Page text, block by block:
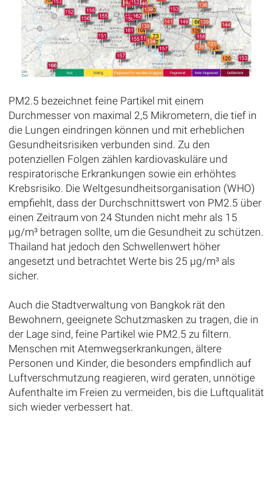
PM2.5 bezeichnet feine Partikel mit einem
Durchmesser von maximal 2,5 Mikrometern, die tief in
die Lungen eindringen können und mit erheblichen
Gesundheitsrisiken verbunden sind. Zu den
potenziellen Folgen zählen kardiovaskuläre und
respiratorische Erkrankungen sowie ein erhöhtes
Krebsrisiko. Die Weltgesundheitsorganisation (WHO)
empfiehlt, dass der Durchschnittswert von PM2.5 über
einen Zeitraum von 24 Stunden nicht mehr als 15
μg/m³ betragen sollte, um die Gesundheit zu schützen.
Thailand hat jedoch den Schwellenwert höher
angesetzt und betrachtet Werte bis 25 μg/m³ als
sicher.
Auch die Stadtverwaltung von Bangkok rät den
Bewohnern, geeignete Schutzmasken zu tragen, die in
der Lage sind, feine Partikel wie PM2.5 zu filtern.
Menschen mit Atemwegserkrankungen, ältere
Personen und Kinder, die besonders empfindlich auf
Luftverschmutzung reagieren, wird geraten, unnötige
Aufenthalte im Freien zu vermeiden, bis die Luftqualität
sich wieder verbessert hat.